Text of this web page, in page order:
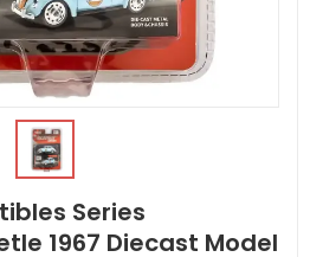
Series
1967 Diecast Model